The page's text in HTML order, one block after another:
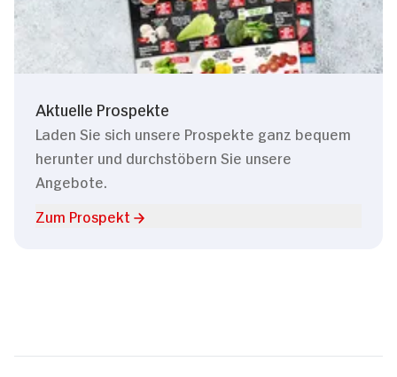
Aktuelle Prospekte
Laden Sie sich unsere Prospekte ganz bequem
herunter und durchstöbern Sie unsere
Angebote.
Zum Prospekt